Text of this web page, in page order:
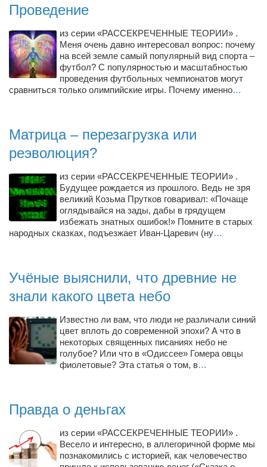
«Винегрет» — демократичный ресторан
«ЧАЙ — КАВА» магазин — кафе
Магазины
Багетный двор
МАГАЗИН СТИХОВ НА ЗАКАЗ
«Павел» — магазин мужской одежды
Туризм
«Траверс» — экипировочный центр
Журналисты
Александр Кугук
Музыканты
Евгений Касьяненко
Сергей Коноз
Денис Федченко
Guitarproduction Studio
Писатели
Поэты
Проведение
из серии «РАССЕКРЕЧЕННЫЕ ТЕОРИИ» .
Меня очень давно интересовал вопрос: почему
на всей земле самый популярный вид спорта –
футбол? С популярностью и масштабностью
проведения футбольных чемпионатов могут
сравниться только олимпийские игры. Почему именно…
Матрица – перезагрузка или
реэволюция?
из серии «РАССЕКРЕЧЕННЫЕ ТЕОРИИ» .
Будущее рождается из прошлого. Ведь не зря
великий Козьма Прутков говаривал: «Почаще
оглядывайся на зады, дабы в грядущем
избежать знатных ошибок!» Помните в старых
народных сказках, подъезжает Иван-Царевич (ну…
Учёные выяснили, что древние не
знали какого цвета небо
Известно ли вам, что люди не различали синий
цвет вплоть до современной эпохи? А что в
некоторых священных писаниях небо не
голубое? Или что в «Одиссее» Гомера овцы
фиолетовые? Эта статья о том, в…
Правда о деньгах
из серии «РАССЕКРЕЧЕННЫЕ ТЕОРИИ» .
Весело и интересно, в аллегоричной форме мы
познакомились с историей, как человечество